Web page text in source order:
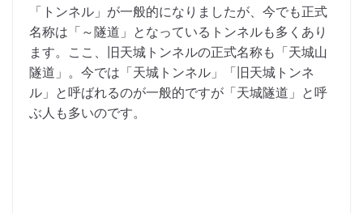
「トンネル」が一般的になりましたが、今でも正式
名称は「～隧道」となっているトンネルも多くあり
ます。ここ、旧天城トンネルの正式名称も「天城山
隧道」。今では「天城トンネル」「旧天城トンネ
ル」と呼ばれるのが一般的ですが「天城隧道」と呼
ぶ人も多いのです。